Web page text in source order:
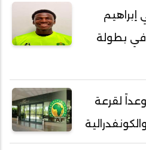
إبراهيم
بطولة
لقرعة